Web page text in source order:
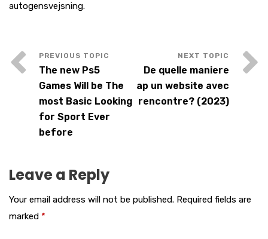
autogensvejsning.
The new Ps5
Games Will be The
most Basic Looking
for Sport Ever
before
De quelle maniere
ap un website avec
rencontre? (2023)
Leave a Reply
Your email address will not be published. Required fields are
marked *